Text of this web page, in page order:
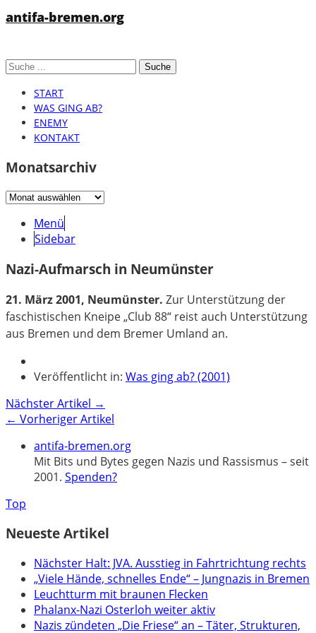
antifa-bremen.org
START
WAS GING AB?
ENEMY
KONTAKT
Monatsarchiv
Monatsarchiv
Menü
Sidebar
Nazi-Aufmarsch in Neumünster
21. März 2001, Neumünster. Zur Unterstützung der
faschistischen Kneipe „Club 88“ reist auch Unterstützung
aus Bremen und dem Bremer Umland an.
Veröffentlicht in: Was ging ab? (2001)
Nächster Artikel →
← Vorheriger Artikel
antifa-bremen.org
Mit Bits und Bytes gegen Nazis und Rassismus – seit
2001. Spenden?
Top
Neueste Artikel
Nächster Halt: JVA. Ausstieg in Fahrtrichtung rechts
„Viele Hände, schnelles Ende“ – Jungnazis in Bremen
Leuchtturm mit braunen Flecken
Phalanx-Nazi Osterloh weiter aktiv
Nazis zündeten „Die Friese“ an – Täter, Strukturen,